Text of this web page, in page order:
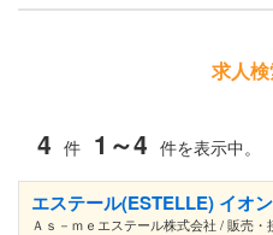
求人
4 件 1～4 件を表示中。
エステール(ESTELLE) イオ
Ａｓ－ｍｅエステール株式会社 / 販売